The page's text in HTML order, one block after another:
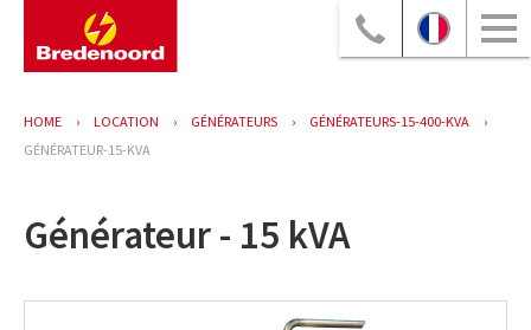
HOME LOCATION GÉNÉRATEURS
GÉNÉRATEURS-15-400-KVA
GÉNÉRATEUR-15-KVA
Générateur - 15 kVA